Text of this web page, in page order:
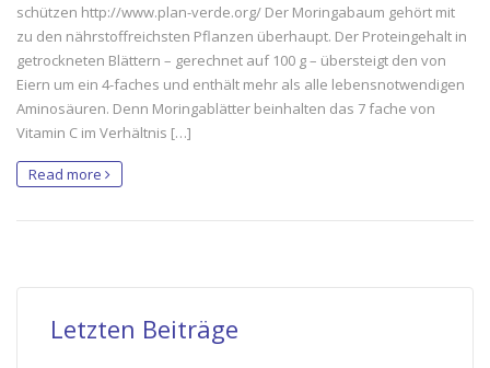
schützen http://www.plan-verde.org/ Der Moringabaum gehört mit
zu den nährstoffreichsten Pflanzen überhaupt. Der Proteingehalt in
getrockneten Blättern – gerechnet auf 100 g – übersteigt den von
Eiern um ein 4-faches und enthält mehr als alle lebensnotwendigen
Aminosäuren. Denn Moringablätter beinhalten das 7 fache von
Vitamin C im Verhältnis […]
Read more
Letzten Beiträge